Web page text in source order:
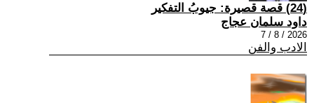
(24) قصة قصيرة: جيوبُ التفكير
داود سلمان عجاج
2026 / 8 / 7
الادب والفن